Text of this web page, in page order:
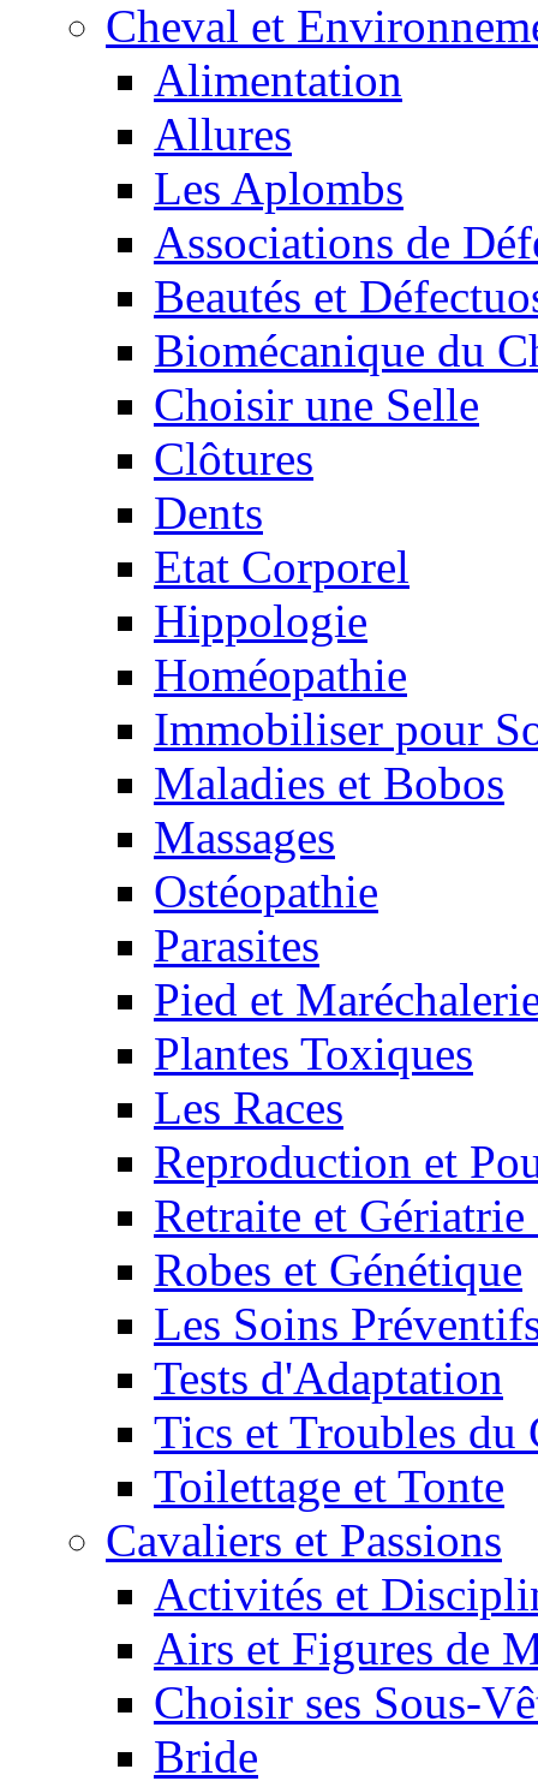
Cheval et
Alimentation
Allures
Les Aplombs
Associations de
Beautés et
Biomécanique du
Choisir une Selle
Clôtures
Dents
Etat Corporel
Hippologie
Homéopathie
Immobiliser pour
Maladies et Bobos
Massages
Ostéopathie
Parasites
Pied et
Plantes Toxiques
Les Races
Reproduction et
Retraite et
Robes et Génétique
Les Soins
Tests d'Adaptation
Tics et Troubles du
Toilettage et Tonte
Cavaliers et Passions
Activités et
Airs et Figures de
Choisir ses Sous-
Bride